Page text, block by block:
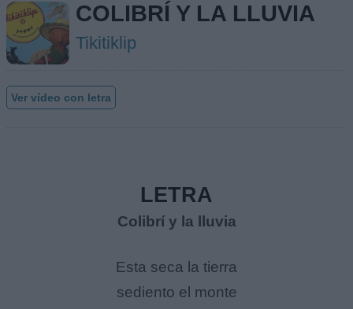
COLIBRÍ Y LA LLUVIA
Tikitiklip
Ver vídeo con letra
LETRA
Colibrí y la lluvia
Esta seca la tierra
sediento el monte